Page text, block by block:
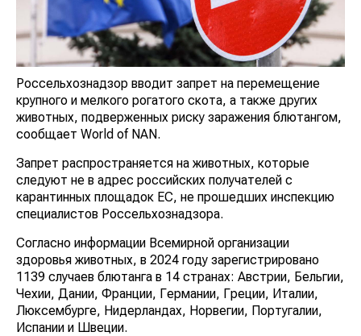
Россельхознадзор вводит запрет на перемещение
крупного и мелкого рогатого скота, а также других
животных, подверженных риску заражения
блютангом, сообщает World of NAN.
Запрет распространяется на животных, которые
следуют не в адрес российских получателей с
карантинных площадок ЕС, не прошедших инспекцию
специалистов Россельхознадзора.
Согласно информации Всемирной организации
здоровья животных, в 2024 году зарегистрировано
1139 случаев блютанга в 14 странах: Австрии,
Бельгии, Чехии, Дании, Франции, Германии, Греции,
Италии, Люксембурге, Нидерландах, Норвегии,
Португалии, Испании и Швеции.